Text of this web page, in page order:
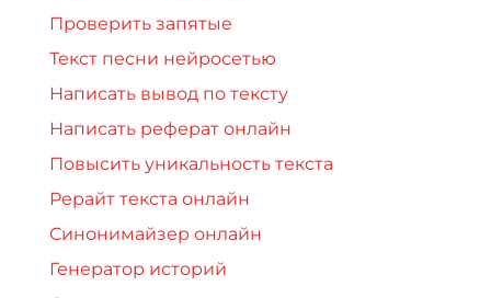
Проверить запятые
Текст песни нейросетью
Написать вывод по тексту
Написать реферат онлайн
Повысить уникальность текста
Рерайт текста онлайн
Синонимайзер онлайн
Генератор историй